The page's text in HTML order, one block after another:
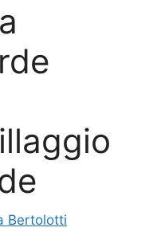
Bertolotti